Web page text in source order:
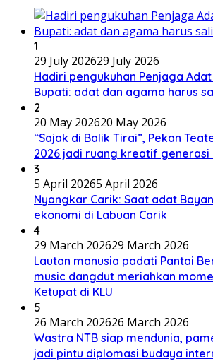
1
29 July 202629 July 2026
Hadiri pengukuhan Penjaga
Bupati: adat dan agama harus
2
20 May 202620 May 2026
“Sajak di Balik Tirai”, Pekan
2026 jadi ruang kreatif generasi
3
5 April 20265 April 2026
Nyangkar Carik: Saat adat
ekonomi di Labuan Carik
4
29 March 202629 March 2026
Lautan manusia padati Pantai
music dangdut meriahkan
Ketupat di KLU
5
26 March 202626 March 2026
Wastra NTB siap mendunia,
jadi pintu diplomasi budaya